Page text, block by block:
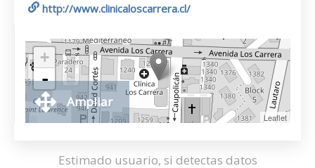
http://www.clinicaloscarrera.cl/
+
-
Leaflet
Ampliar
Estimado usuario, si detectas datos